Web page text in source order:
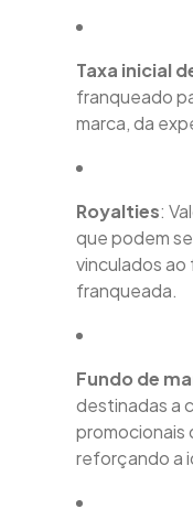
Taxa inicial
franqueado
marca, da
Royalties:
que podem
vinculados
franqueada.
Fundo de
destinadas a
promocionais
reforçando a